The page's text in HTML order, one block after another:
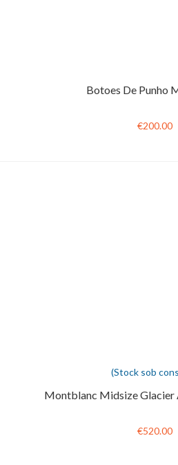
Botoes De Punho
€200.00
(Stock sob
Montblanc Midsize Glacier
€520.00